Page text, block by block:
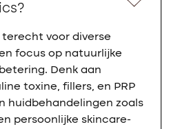
terecht voor diverse
focus op natuurlijke
Denk aan
toxine, fillers, en PRP
huidbehandelingen zoals
persoonlijke skincare-